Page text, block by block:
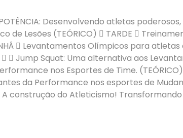
02
Porto Alegre - RS
POTÊNCIA: Desenvolvendo atletas
Lesões (TEÓRICO)  TARDE 
 Levantamentos Olímpicos para atletas
Jump Squat: Uma alternativa aos
nos Esportes de Time.
da Performance nos esportes de
A construção do Atleticismo!